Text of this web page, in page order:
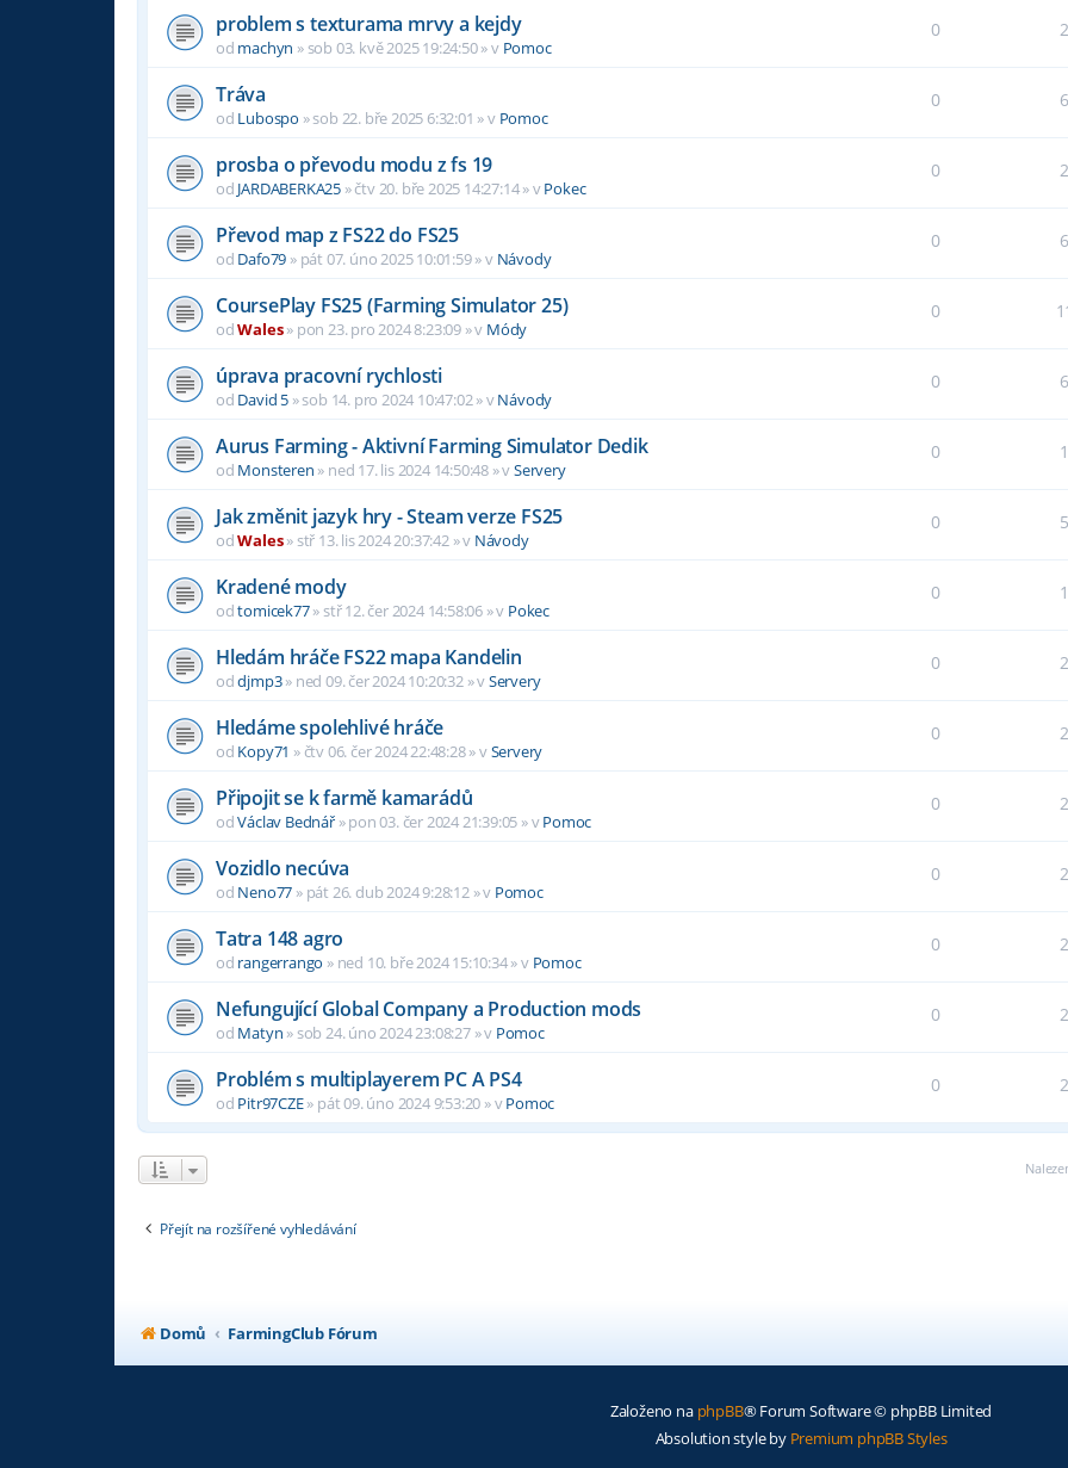
problem s texturama mrvy a kejdy
od machyn » sob 03. kvě 2025 19:24:50» v Pomoc
0
Tráva
od Lubospo »sob 22. bře 2025 6:32:01 » v Pomoc
0
prosba o převodu modu z fs 19
od JARDABERKA25 »čtv 20. bře 2025 14:27:14» vPokec
0
Převod map z FS22 do FS25
od Dafo79 » pát 07. úno 2025 10:01:59» v Návody
0
CoursePlay FS25 (Farming Simulator 25)
odWales» pon 23. pro 2024 8:23:09 » v Módy
0
úprava pracovní rychlosti
od David 5 »sob 14. pro 2024 10:47:02» vNávody
0
Aurus Farming - Aktivní Farming Simulator Dedik
od Monsteren » ned 17. lis 2024 14:50:48 » vServery
0
Jak změnit jazyk hry - Steam verze FS25
odWales» stř 13. lis 2024 20:37:42» v Návody
0
Kradené mody
odtomicek77» stř 12. čer 2024 14:58:06 » v Pokec
0
Hledám hráče FS22 mapa Kandelin
oddjmp3» ned 09. čer 2024 10:20:32» vServery
0
Hledáme spolehlivé hráče
od Kopy71 » čtv 06. čer 2024 22:48:28» vServery
0
Připojit se k farmě kamarádů
odVáclav Bednář»pon 03. čer 2024 21:39:05 » vPomoc
0
Vozidlo necúva
od Neno77 » pát 26. dub 2024 9:28:12» v Pomoc
0
Tatra 148 agro
od rangerrango » ned 10. bře 2024 15:10:34» v Pomoc
0
Nefungující Global Company a Production mods
od Matyn » sob 24. úno 2024 23:08:27» v Pomoc
0
Problém s multiplayerem PC A PS4
od Pitr97CZE» pát 09. úno 2024 9:53:20 » vPomoc
0
Přejít na rozšířené vyhledávání
Domů FarmingClub Fórum
Založeno na phpBB® Forum Software © phpBB Limited
Absolution style by Premium phpBB Styles